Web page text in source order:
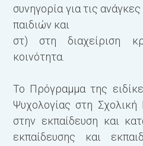
συνηγορία για τις
παιδιών και
στ) στη διαχείριση
κοινότητα.
Το Πρόγραμμα της
Ψυχολογίας στη Σχολική
στην εκπαίδευση και
εκπαίδευσης και